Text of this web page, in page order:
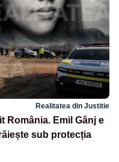
Realitatea din Justitie
România. Emil Gânj e
sub protecția